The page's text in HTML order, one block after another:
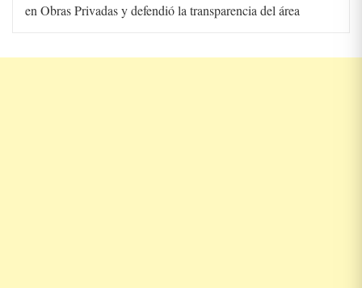
en Obras Privadas y defendió la transparencia del área